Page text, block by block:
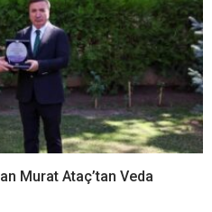
Murat Ataç’tan Veda